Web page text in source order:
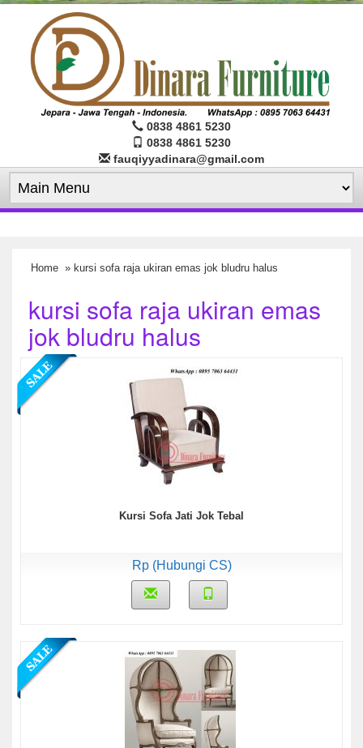
0838 4861 5230
0838 4861 5230
fauqiyyadinara@gmail.com
Home » kursi sofa raja ukiran emas jok bludru halus
kursi sofa raja ukiran emas
jok bludru halus
Kursi Sofa Jati Jok Tebal
Rp (Hubungi CS)